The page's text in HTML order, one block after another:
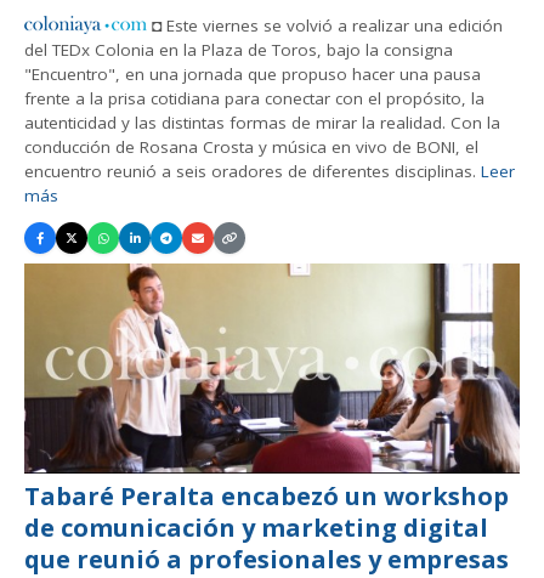
◘ Este viernes se volvió a realizar una edición
del TEDx Colonia en la Plaza de Toros, bajo la consigna
"Encuentro", en una jornada que propuso hacer una pausa
frente a la prisa cotidiana para conectar con el propósito, la
autenticidad y las distintas formas de mirar la realidad. Con la
conducción de Rosana Crosta y música en vivo de BONI, el
encuentro reunió a seis oradores de diferentes disciplinas. Leer
más
Tabaré Peralta encabezó un workshop
de comunicación y marketing digital
que reunió a profesionales y empresas